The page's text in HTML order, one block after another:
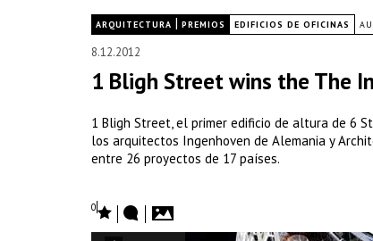
ARQUITECTURA | PREMIOS EDIFICIOS DE OFICINAS
8.12.2012
1 Bligh Street wins the The
1 Bligh Street, el primer edificio de altura de 6
los arquitectos Ingenhoven de Alemania y
entre 26 proyectos de 17 países.
0